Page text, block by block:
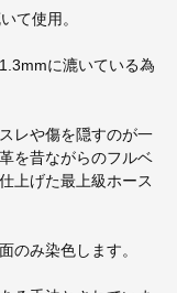
て使用。
に漉いている為
レや傷を隠すのが一
を昔ながらのフルベ
上げた最上級ホース
のみ染色します。